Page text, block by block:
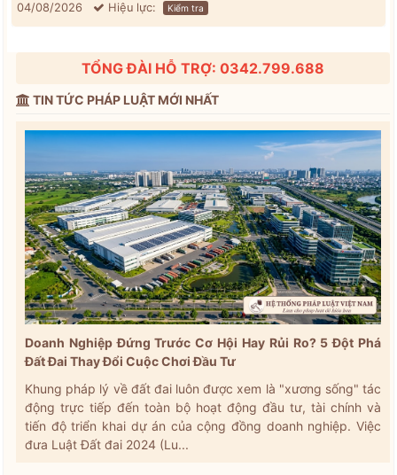
04/08/2026
Hiệu lực: Kiểm tra
TỔNG ĐÀI HỖ TRỢ: 0342.799.688
TIN TỨC PHÁP LUẬT MỚI NHẤT
Doanh Nghiệp Đứng Trước Cơ Hội Hay Rủi Ro? 5 Đột Phá
Đất Đai Thay Đổi Cuộc Chơi Đầu Tư
Khung pháp lý về đất đai luôn được xem là "xương sống" tác
động trực tiếp đến toàn bộ hoạt động đầu tư, tài chính và
tiến độ triển khai dự án của cộng đồng doanh nghiệp. Việc
đưa Luật Đất đai 2024 (Lu...